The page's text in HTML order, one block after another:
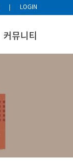
LOGIN
커뮤니티